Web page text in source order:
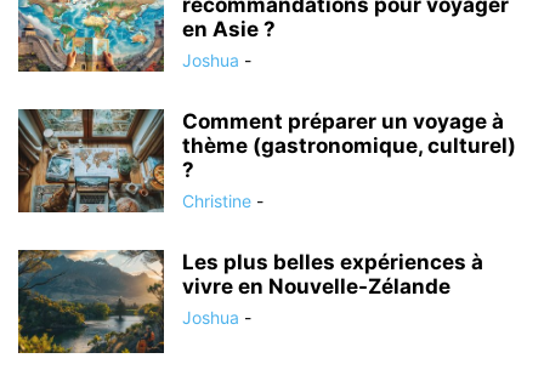
recommandations pour voyager
en Asie ?
Joshua -
Comment préparer un voyage à
thème (gastronomique, culturel)
?
Christine -
Les plus belles expériences à
vivre en Nouvelle-Zélande
Joshua -